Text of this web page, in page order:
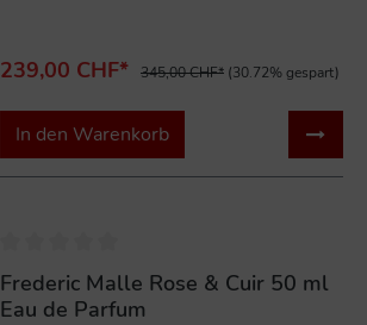
239,00 CHF* 345,00 CHF* (30.72% gespart)
In den Warenkorb
Frederic Malle Rose & Cuir 50 ml
Eau de Parfum